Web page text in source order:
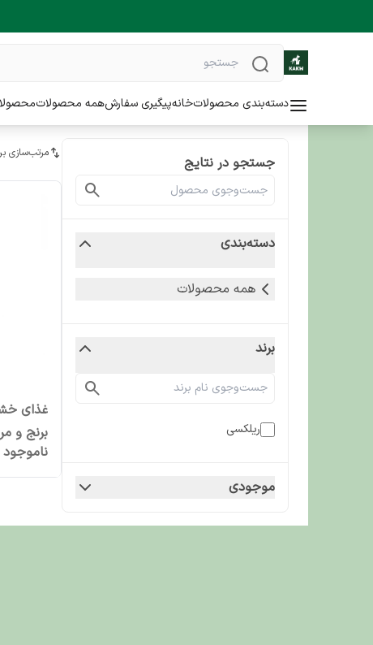
دسته‌بندی محصولاتخانهپیگیری سفارشهمه محصولات
جستجو در نتایج
دسته‌بندی
همه محصولات
برند
ریلکسی
موجودی
مرتب‌سازی
غذای
برنج و مرغ
ناموجود